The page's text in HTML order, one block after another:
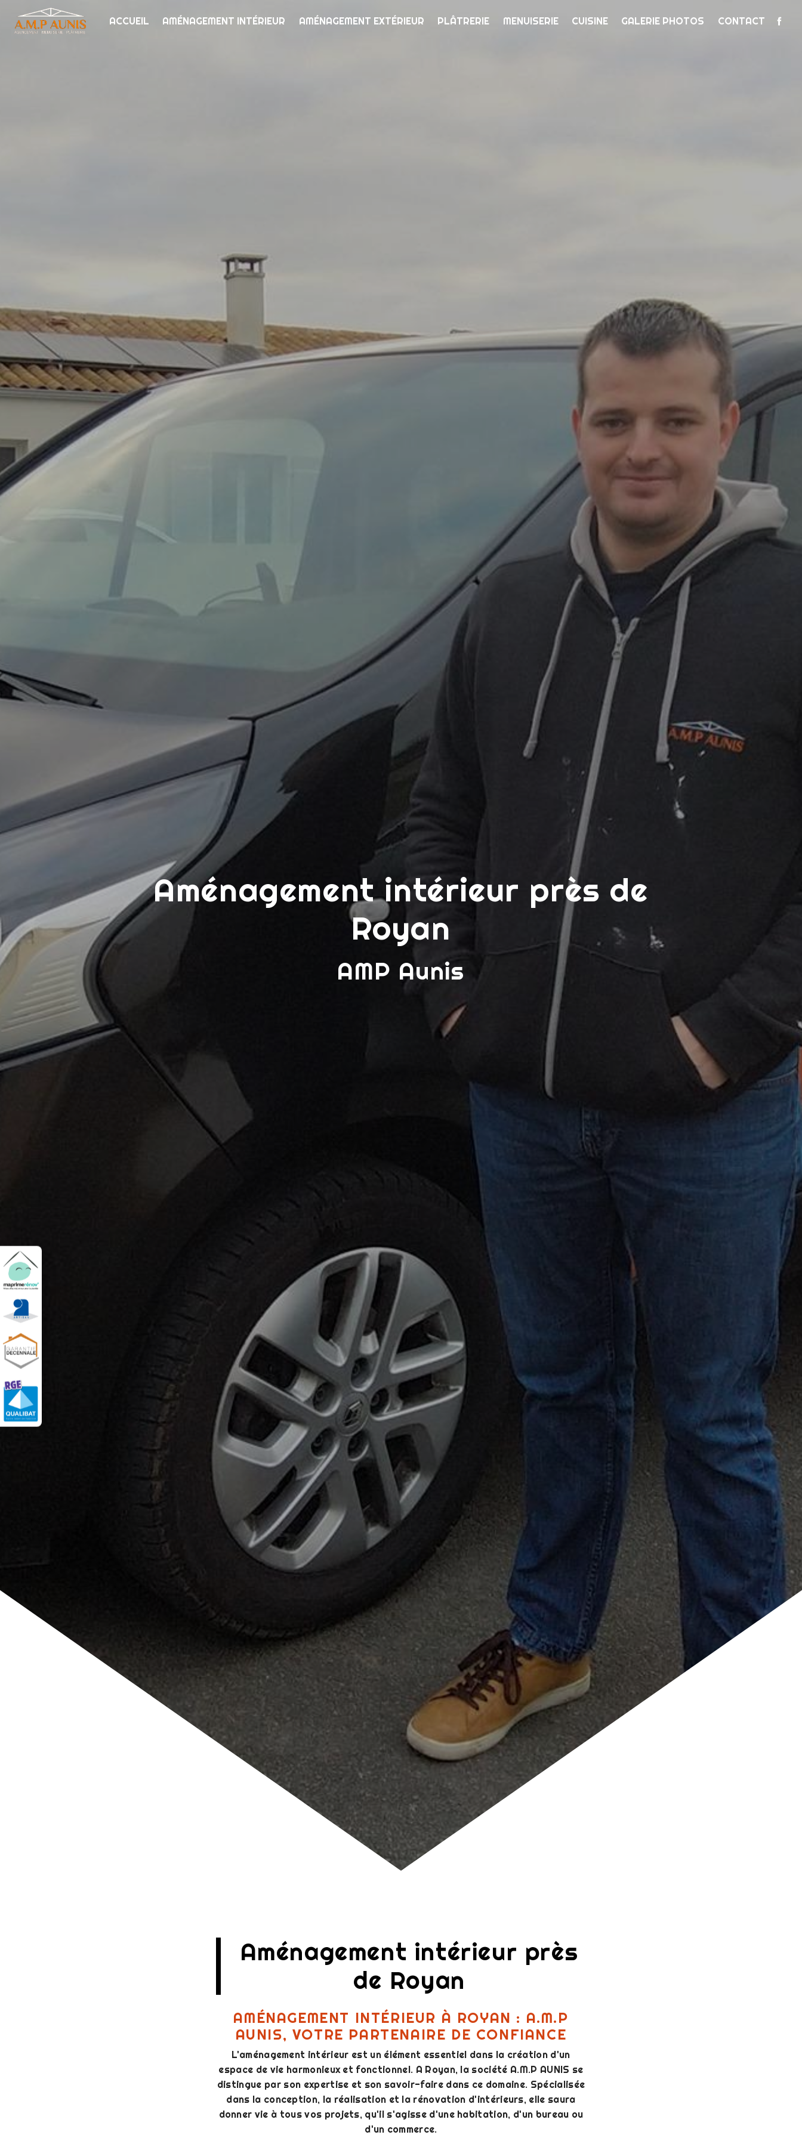
ACCUEIL AMÉNAGEMENT INTÉRIEUR AMÉNAGEMENT EXTÉRIEUR PLÂTRERIE MENUISERIE CUISINE GALERIE PHOTOS CONTACT
Aménagement intérieur près de
Royan
AMP Aunis
Aménagement intérieur près
de Royan
AMÉNAGEMENT INTÉRIEUR À ROYAN : A.M.P
AUNIS, VOTRE PARTENAIRE DE CONFIANCE
L'aménagement intérieur est un élément essentiel dans la création d'un
espace de vie harmonieux et fonctionnel. A Royan, la société A.M.P AUNIS se
distingue par son expertise et son savoir-faire dans ce domaine. Spécialisée
dans la conception, la réalisation et la rénovation d'intérieurs, elle saura
donner vie à tous vos projets, qu'il s'agisse d'une habitation, d'un bureau ou
d'un commerce.
Panneau de gestion des cookies